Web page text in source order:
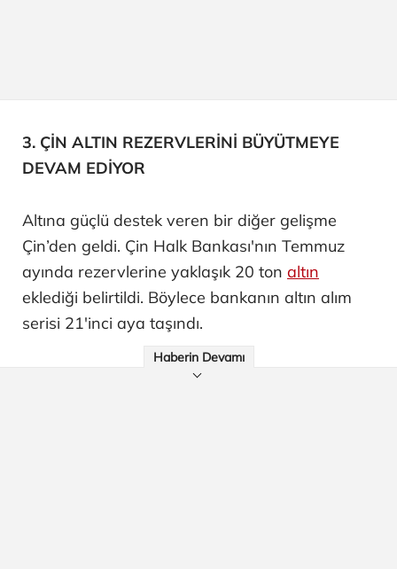
3. ÇİN ALTIN REZERVLERİNİ BÜYÜTMEYE
DEVAM EDİYOR
Altına güçlü destek veren bir diğer gelişme
Çin’den geldi. Çin Halk Bankası'nın Temmuz
ayında rezervlerine yaklaşık 20 ton altın
eklediği belirtildi. Böylece bankanın altın alım
serisi 21'inci aya taşındı.
Haberin Devamı